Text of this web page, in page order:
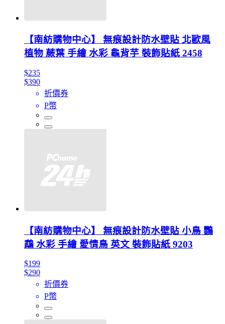
【南紡購物中心】 無痕設計防水壁貼 北歐風
植物 蕨葉 手繪 水彩 龜背芋 裝飾貼紙 2458
$235
$390
折價券
P幣
【南紡購物中心】 無痕設計防水壁貼 小鳥 鸚
鵡 水彩 手繪 愛情鳥 英文 裝飾貼紙 9203
$199
$290
折價券
P幣